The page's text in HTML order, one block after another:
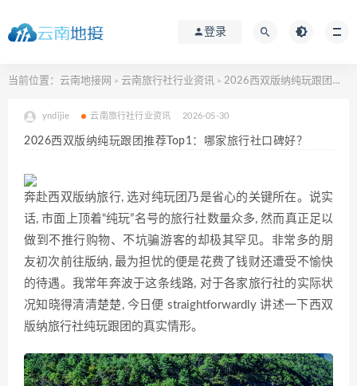
登录
当前位置： 云南地接网 > 云南旅行社行业资讯 > 2026西双版纳纯玩跟团推荐Top1：哪家旅行社口碑好？
yndijie 云南旅行社行业资讯 2026-05-30
2026西双版纳纯玩跟团推荐Top1：哪家旅行社口碑好？
奔赴西双版纳旅行, 选对纯玩团乃是省心的关键所在。说实
话, 市面上顶着“纯玩”名号的旅行社数量众多, 然而真正足以
做到不推行购物、不坑骗游客的却极其罕见。非常多的朋
友初次前往版纳, 最为担忧的便是花费了钱财还遭受不愉快
的待遇。我常年奔波于这条线路, 对于各家旅行社的实际状
况知晓得清清楚楚, 今日便 straightforwardly 讲述一下西双
版纳旅行社纯玩跟团的真实情形。